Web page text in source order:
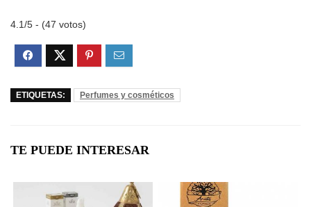
4.1/5 - (47 votos)
ETIQUETAS: Perfumes y cosméticos
TE PUEDE INTERESAR